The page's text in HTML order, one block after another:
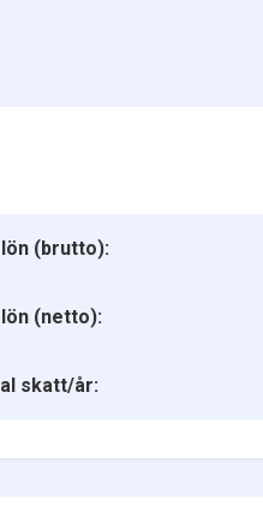
(brutto):
(netto):
skatt/år: